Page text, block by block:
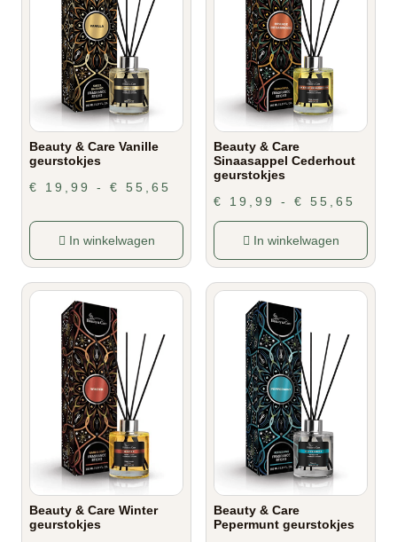
Beauty & Care Vanille
geurstokjes
€
19,99 - € 55,65
In winkelwagen
Beauty & Care
Sinaasappel Cederhout
geurstokjes
€
19,99 - € 55,65
In winkelwagen
Beauty & Care Winter
geurstokjes
Beauty & Care
Pepermunt geurstokjes